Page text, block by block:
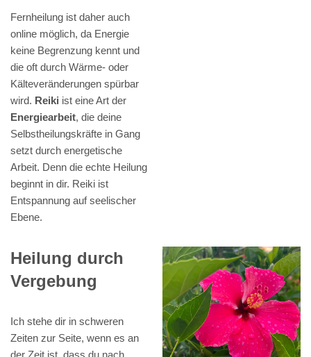
Fernheilung ist daher auch
online möglich, da Energie
keine Begrenzung kennt und
die oft durch Wärme- oder
Kälteveränderungen spürbar
wird. Reiki ist eine Art der
Energiearbeit, die deine
Selbstheilungskräfte in Gang
setzt durch energetische
Arbeit. Denn die echte Heilung
beginnt in dir. Reiki ist
Entspannung auf seelischer
Ebene.
Heilung durch
Vergebung
Ich stehe dir in schweren
Zeiten zur Seite, wenn es an
der Zeit ist, dass du nach